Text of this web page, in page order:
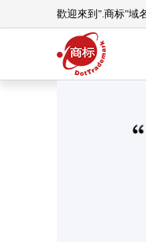
歡迎來到".商标"域